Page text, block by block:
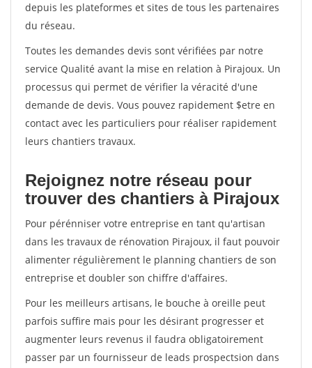
depuis les plateformes et sites de tous les partenaires
du réseau.
Toutes les demandes devis sont vérifiées par notre
service Qualité avant la mise en relation à Pirajoux. Un
processus qui permet de vérifier la véracité d'une
demande de devis. Vous pouvez rapidement $etre en
contact avec les particuliers pour réaliser rapidement
leurs chantiers travaux.
Rejoignez notre réseau pour
trouver des chantiers à Pirajoux
Pour pérénniser votre entreprise en tant qu'artisan
dans les travaux de rénovation Pirajoux, il faut pouvoir
alimenter régulièrement le planning chantiers de son
entreprise et doubler son chiffre d'affaires.
Pour les meilleurs artisans, le bouche à oreille peut
parfois suffire mais pour les désirant progresser et
augmenter leurs revenus il faudra obligatoirement
passer par un fournisseur de leads prospectsion dans